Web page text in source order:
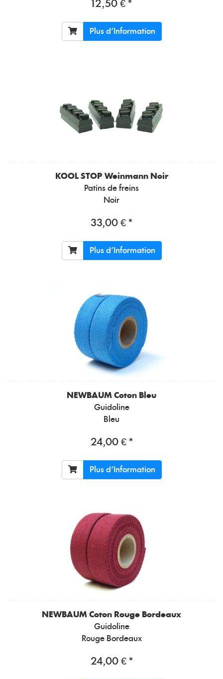
12,50 € *
Plus d'Information
KOOL STOP Weinmann Noir
Patins de freins
Noir
33,00 € *
Plus d'Information
NEWBAUM Coton Bleu
Guidoline
Bleu
24,00 € *
Plus d'Information
NEWBAUM Coton Rouge Bordeaux
Guidoline
Rouge Bordeaux
24,00 € *